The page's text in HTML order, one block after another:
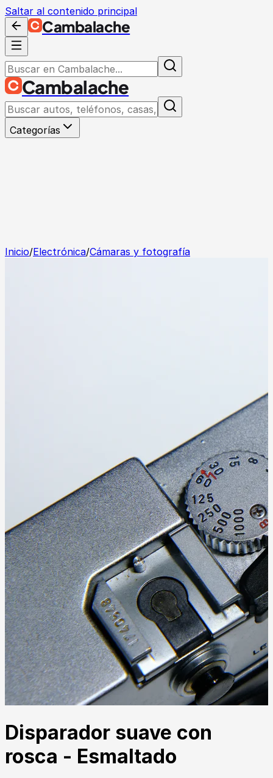
Saltar al contenido principal
Cambalache
Cambalache
Categorías
Inicio/Electrónica/Cámaras y fotografía
Disparador suave con
rosca - Esmaltado